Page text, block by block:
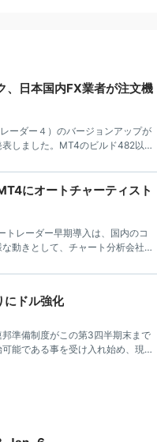
、日本国内FX業者が注文機
ーダー４）のバージョンアップが
しました。MT4のビルド482以降
にオートチャーティスト
レーダー早期導入は、国内のコ
動きとして、チャート分析会社オ
ファイナンシャルが、その製品
発表しました。
にドル強化
準備制度がこの第3四半期末まで
能である事を受け入れ始め、現在